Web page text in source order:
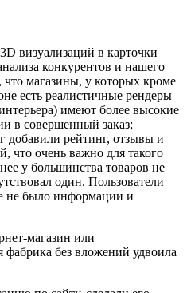
визуализаций в карточки
конкурентов и нашего
магазины, у которых кроме
есть реалистичные рендеры
имеют более высокие
в совершенный заказ;
добавили рейтинг, отзывы и
что очень важно для такого
у большинства товаров не
один. Пользователи
не было информации и